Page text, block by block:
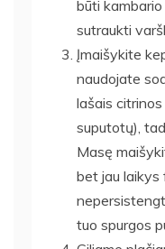
būti
sutraukti
Įmaišykite
naudojate
lašais
suputotų),
Masę
bet jau
tuo spurgos